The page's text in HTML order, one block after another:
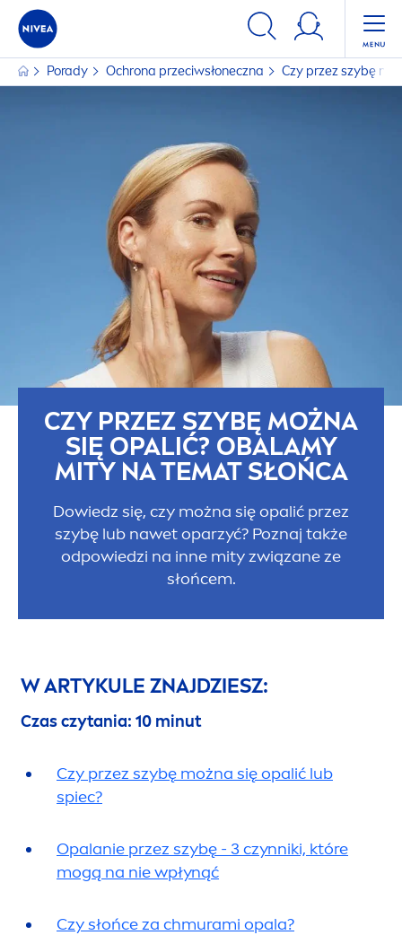
Porady Ochrona przeciwsłoneczna Czy przez szybę
CZY PRZEZ SZYBĘ MOŻNA
SIĘ OPALIĆ? OBALAMY
MITY NA TEMAT SŁOŃCA
Dowiedz się, czy można się opalić przez
szybę lub nawet oparzyć? Poznaj także
odpowiedzi na inne mity związane ze
słońcem.
W ARTYKULE ZNAJDZIESZ:
Czas czytania: 10 minut
Czy przez szybę można się opalić lub
spiec?
Opalanie przez szybę - 3 czynniki, które
mogą na nie wpłynąć
Czy słońce za chmurami opala?